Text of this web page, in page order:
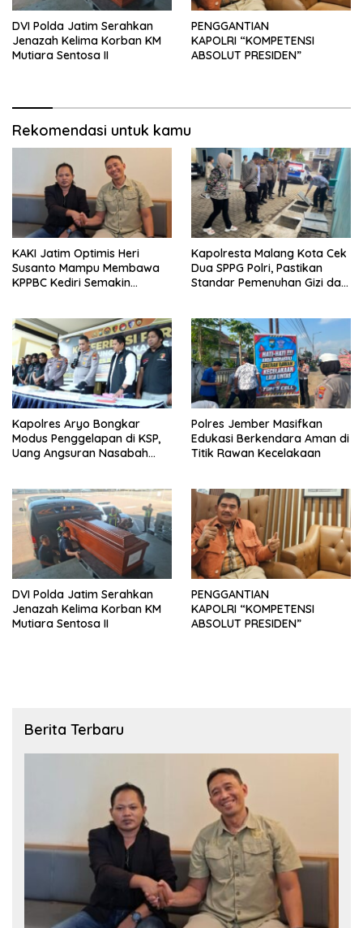
DVI Polda Jatim Serahkan
Jenazah Kelima Korban KM
Mutiara Sentosa II
PENGGANTIAN
KAPOLRI “KOMPETENSI
ABSOLUT PRESIDEN”
Rekomendasi untuk kamu
KAKI Jatim Optimis Heri
Susanto Mampu Membawa
KPPBC Kediri Semakin
Kapolresta Malang Kota Cek
Dua SPPG Polri, Pastikan
Standar Pemenuhan Gizi dan
Kapolres Aryo Bongkar
Modus Penggelapan di KSP,
Uang Angsuran Nasabah
Polres Jember Masifkan
Edukasi Berkendara Aman di
Titik Rawan Kecelakaan
DVI Polda Jatim Serahkan
Jenazah Kelima Korban KM
Mutiara Sentosa II
PENGGANTIAN
KAPOLRI “KOMPETENSI
ABSOLUT PRESIDEN”
Berita Terbaru